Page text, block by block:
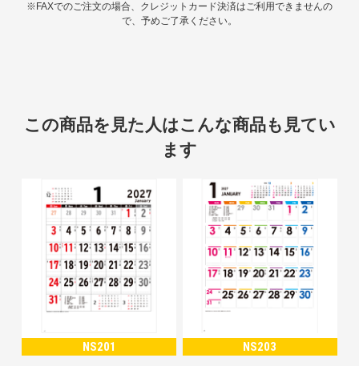
※FAXでのご注文の場合、クレジットカード決済はご利用できませんの
で、予めご了承ください。
この商品を見た人はこんな商品も見てい
ます
NS201 NS203